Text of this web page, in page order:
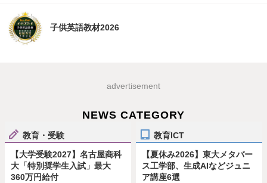
子供英語教材2026
advertisement
NEWS CATEGORY
教育・受験
【大学受験2027】名古屋商科
大「特別奨学生入試」最大
360万円給付
教育ICT
【夏休み2026】東大メタバー
ス工学部、生成AIなどジュニ
ア講座6選